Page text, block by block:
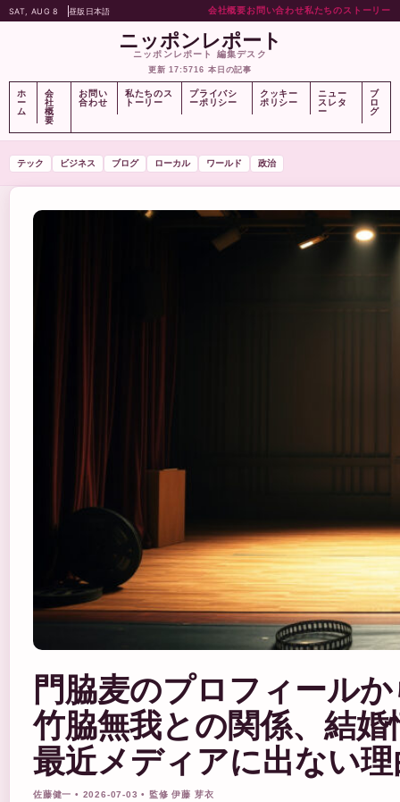
SAT, AUG 8 昼版 日本語 会社概要お問い合わせ私たちのストーリー
ニッポンレポート
ニッポンレポート 編集デスク
更新 17:5716 本日の記事
ホ
ー
ム
会
社
概
要
お問い
合わせ
私たちのス
トーリー
プライバシ
ーポリシー
クッキー
ポリシー
ニュー
スレタ
ー
ブ
ロ
グ
テック ビジネス ブログ ローカル ワールド 政治
門脇麦のプロフィール
竹脇無我との関係、結婚
最近メディアに出ない
佐藤健一 • 2026-07-03 • 監修 伊藤 芽衣